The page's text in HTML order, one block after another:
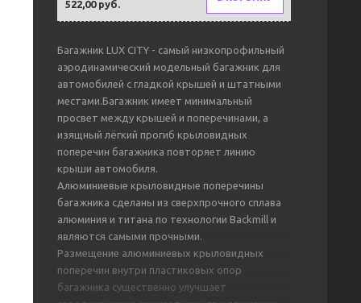
522,00 руб.
Багажник LUX CITY - самый низкопрофильный
аэродинамический модельный багажник для
автомобилей с гладкой крышей и штатными
местами.Багажник имеет минимальный
просвет между крышей и поперечинами, а
изящный лёгкий прогиб крыловидных
поперечин багажника повторяет линию
крыши автомобиля.
Алюминиевые крыловидные поперечины
багажника сделаны из сверхпрочного сплава
алюминия и титана по технологии Backmill и
являются самыми прочными.
Размещение алюминиевых крыловидных
поперечин внутри пластиковых опор
багажника существенно улучшает